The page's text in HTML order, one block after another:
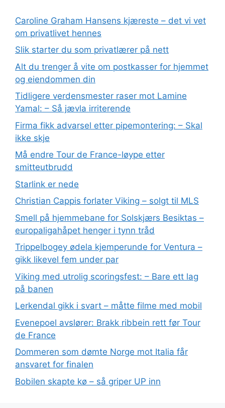
Caroline Graham Hansens kjæreste – det vi vet
om privatlivet hennes
Slik starter du som privatlærer på nett
Alt du trenger å vite om postkasser for hjemmet
og eiendommen din
Tidligere verdensmester raser mot Lamine
Yamal: – Så jævla irriterende
Firma fikk advarsel etter pipemontering: – Skal
ikke skje
Må endre Tour de France-løype etter
smitteutbrudd
Starlink er nede
Christian Cappis forlater Viking – solgt til MLS
Smell på hjemmebane for Solskjærs Besiktas –
europaligahåpet henger i tynn tråd
Trippelbogey ødela kjemperunde for Ventura –
gikk likevel fem under par
Viking med utrolig scoringsfest: – Bare ett lag
på banen
Lerkendal gikk i svart – måtte filme med mobil
Evenepoel avslører: Brakk ribbein rett før Tour
de France
Dommeren som dømte Norge mot Italia får
ansvaret for finalen
Bobilen skapte kø – så griper UP inn